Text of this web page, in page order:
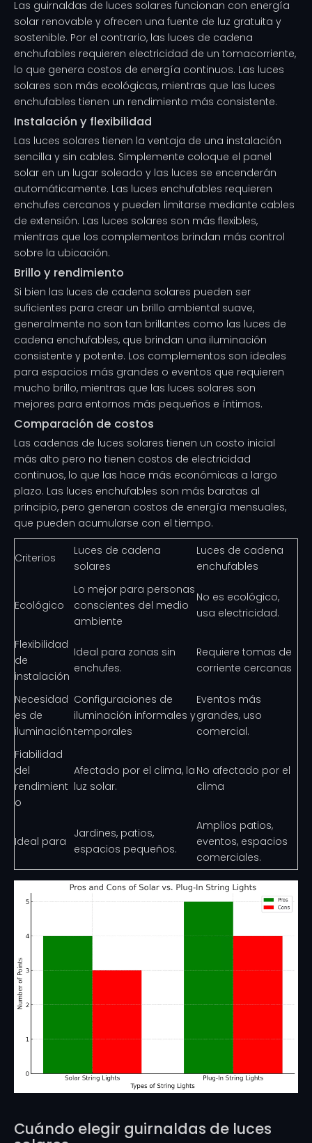
Las guirnaldas de luces solares funcionan con energía
solar renovable y ofrecen una fuente de luz gratuita y
sostenible. Por el contrario, las luces de cadena
enchufables requieren electricidad de un tomacorriente,
lo que genera costos de energía continuos. Las luces
solares son más ecológicas, mientras que las luces
enchufables tienen un rendimiento más consistente.
Instalación y flexibilidad
Las luces solares tienen la ventaja de una instalación
sencilla y sin cables. Simplemente coloque el panel
solar en un lugar soleado y las luces se encenderán
automáticamente. Las luces enchufables requieren
enchufes cercanos y pueden limitarse mediante cables
de extensión. Las luces solares son más flexibles,
mientras que los complementos brindan más control
sobre la ubicación.
Brillo y rendimiento
Si bien las luces de cadena solares pueden ser
suficientes para crear un brillo ambiental suave,
generalmente no son tan brillantes como las luces de
cadena enchufables, que brindan una iluminación
consistente y potente. Los complementos son ideales
para espacios más grandes o eventos que requieren
mucho brillo, mientras que las luces solares son
mejores para entornos más pequeños e íntimos.
Comparación de costos
Las cadenas de luces solares tienen un costo inicial
más alto pero no tienen costos de electricidad
continuos, lo que las hace más económicas a largo
plazo. Las luces enchufables son más baratas al
principio, pero generan costos de energía mensuales,
que pueden acumularse con el tiempo.
Criterios
Luces de cadena
solares
Luces de cadena
enchufables
Ecológico
Lo mejor para personas
conscientes del medio
ambiente
No es ecológico,
usa electricidad.
Flexibilidad
de
instalación
Ideal para zonas sin
enchufes.
Requiere tomas de
corriente cercanas
Necesidad
es de
iluminación
Configuraciones de
iluminación informales y
temporales
Eventos más
grandes, uso
comercial.
Fiabilidad
del
rendimient
o
Afectado por el clima, la
luz solar.
No afectado por el
clima
Ideal para
Jardines, patios,
espacios pequeños.
Amplios patios,
eventos, espacios
comerciales.
Cuándo elegir guirnaldas de luces